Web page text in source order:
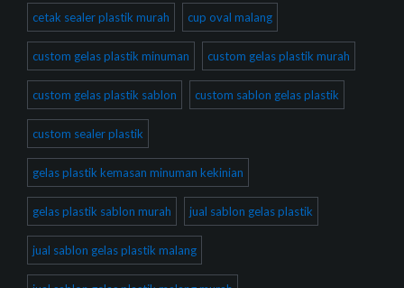
cetak sealer plastik murah cup oval malang
custom gelas plastik minuman custom gelas plastik murah
custom gelas plastik sablon custom sablon gelas plastik
custom sealer plastik
gelas plastik kemasan minuman kekinian
gelas plastik sablon murah jual sablon gelas plastik
jual sablon gelas plastik malang